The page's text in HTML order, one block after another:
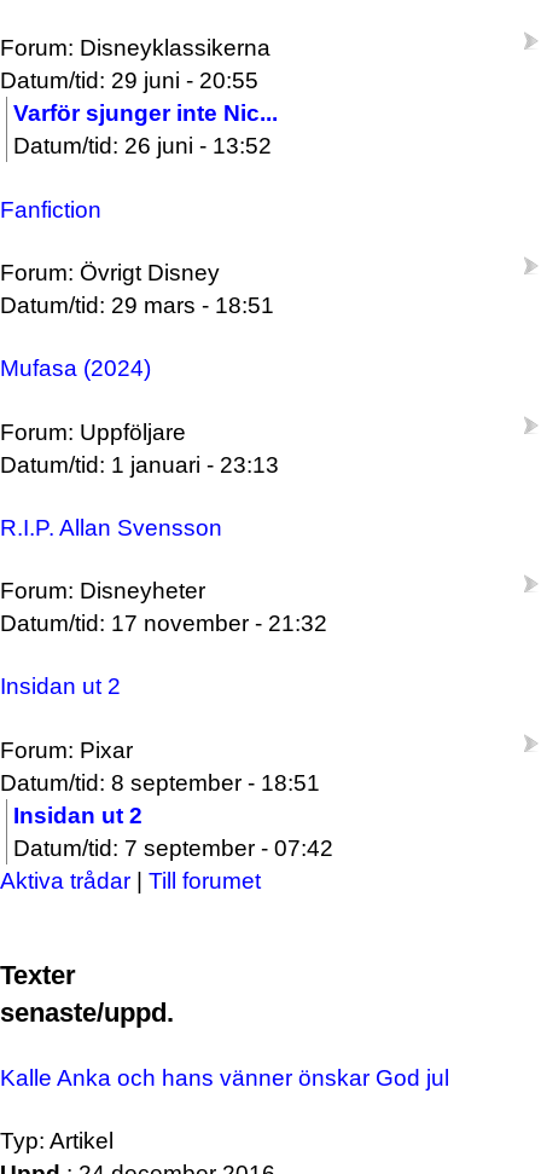
Forum: Disneyklassikerna
Datum/tid: 29 juni - 20:55
Varför sjunger inte Nic...
Datum/tid: 26 juni - 13:52
Fanfiction
Forum: Övrigt Disney
Datum/tid: 29 mars - 18:51
Mufasa (2024)
Forum: Uppföljare
Datum/tid: 1 januari - 23:13
R.I.P. Allan Svensson
Forum: Disneyheter
Datum/tid: 17 november - 21:32
Insidan ut 2
Forum: Pixar
Datum/tid: 8 september - 18:51
Insidan ut 2
Datum/tid: 7 september - 07:42
Aktiva trådar | Till forumet
Texter
senaste/uppd.
Kalle Anka och hans vänner önskar God jul
Typ: Artikel